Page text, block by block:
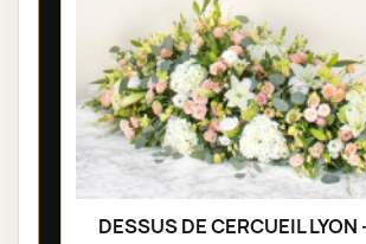
DESSUS DE CERCUEIL LYON